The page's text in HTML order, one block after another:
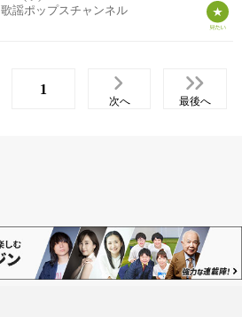
歌謡ポップスチャンネル
1
次へ 最後へ